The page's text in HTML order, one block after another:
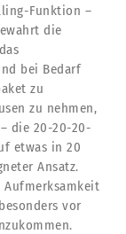
Funktion –
die
bei Bedarf
zu
zu nehmen,
die 20-20-20-
etwas in 20
Ansatz.
vor